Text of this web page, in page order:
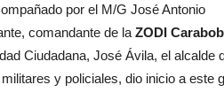
por el M/G José Antonio
comandante de la ZODI
Ciudadana, José Ávila, el alcalde
y policiales, dio inicio a este